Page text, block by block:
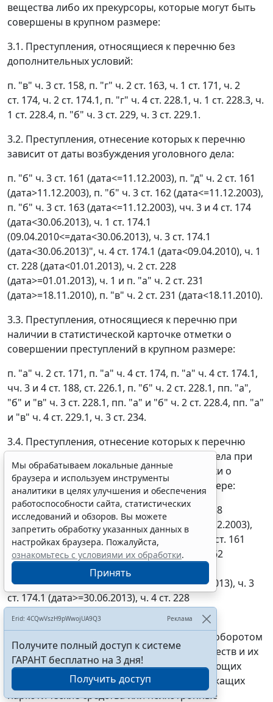
вещества либо их прекурсоры, которые могут быть
совершены в крупном размере:
3.1. Преступления, относящиеся к перечню без
дополнительных условий:
п. "в" ч. 3 ст. 158, п. "г" ч. 2 ст. 163, ч. 1 ст. 171, ч. 2
ст. 174, ч. 2 ст. 174.1, п. "г" ч. 4 ст. 228.1, ч. 1 ст. 228.3, ч.
1 ст. 228.4, п. "б" ч. 3 ст. 229, ч. 3 ст. 229.1.
3.2. Преступления, отнесение которых к перечню
зависит от даты возбуждения уголовного дела:
п. "б" ч. 3 ст. 161 (дата<=11.12.2003), п. "д" ч. 2 ст. 161
(дата>11.12.2003), п. "б" ч. 3 ст. 162 (дата<=11.12.2003),
п. "б" ч. 3 ст. 163 (дата<=11.12.2003), чч. 3 и 4 ст. 174
(дата<30.06.2013), ч. 1 ст. 174.1
(09.04.2010<=дата<30.06.2013), ч. 3 ст. 174.1
(дата<30.06.2013)", ч. 4 ст. 174.1 (дата<09.04.2010), ч. 1
ст. 228 (дата<01.01.2013), ч. 2 ст. 228
(дата>=01.01.2013), ч. 1 и п. "а" ч. 2 ст. 231
(дата>=18.11.2010), п. "в" ч. 2 ст. 231 (дата<18.11.2010).
3.3. Преступления, относящиеся к перечню при
наличии в статистической карточке отметки о
совершении преступлений в крупном размере:
п. "а" ч. 2 ст. 171, п. "а" ч. 4 ст. 174, п. "а" ч. 4 ст. 174.1,
чч. 3 и 4 ст. 188, ст. 226.1, п. "б" ч. 2 ст. 228.1, пп. "а",
"б" и "в" ч. 3 ст. 228.1, пп. "а" и "б" ч. 2 ст. 228.4, пп. "а"
и "в" ч. 4 ст. 229.1, ч. 3 ст. 234.
3.4. Преступления, отнесение которых к перечню
зависит от даты возбуждения уголовного дела при
наличии в статистической карточке отметки о
совершении преступлений в крупном размере:
ч. 3 ст. 158 (дата<21.01.2007), п. "а" ч. 4 ст. 158
(дата>11.12.2003), чч. 3 и 4 ст. 159 (дата>11.12.2003),
чч. 3 и 4 ст. 160 (дата>11.12.2003), п. "а" ч. 3 ст. 161
(дата>11.12.2003), ч. 3, пп. "а" и "в" ч. 4 ст. 162
(дата>11.12.2003), п. "а" и "в" ч. 3 ст. 163
(дата>11.12.2003), ч. 3 ст. 174 (дата>=30.06.2013), ч. 3
ст. 174.1 (дата>=30.06.2013), ч. 4 ст. 228
4. Преступления, связанные с незаконным оборотом
наркотических средств, психотропных веществ и их
прекурсоров или аналогов, сильнодействующих
веществ, растений (либо их частей), содержащих
наркотические средства или психотропные
Мы обрабатываем локальные данные
браузера и используем инструменты
аналитики в целях улучшения и обеспечения
работоспособности сайта, статистических
исследований и обзоров. Вы можете
запретить обработку указанных данных в
настройках браузера. Пожалуйста,
ознакомьтесь с условиями их обработки.
Принять
Erid: 4CQwVszH9pWwojUA9Q3 Реклама
Получите полный доступ к системе
ГАРАНТ бесплатно на 3 дня!
Получить доступ